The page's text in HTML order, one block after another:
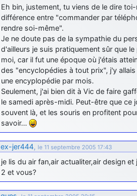
Eh bin, justement, tu viens de le dire
différence entre "commander par
rendre soi-même".
Je ne doute pas de la sympathie du
d'ailleurs je suis pratiquement sûr que
moi, car il fut une époque où j'étais
des "encyclopédies à tout prix", j'y
une encyplopédie par mois.
Seulement, j'ai bien dit à Vic de faire
le samedi après-midi. Peut-être que ce
souvent là, et les souris en profitent
savoir…
ex-jer444, le 11 septembre 2005 17:43
je lis du air fan,air actualiter,air design
2 et vous?